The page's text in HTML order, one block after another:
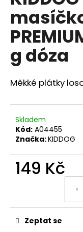
5
hvězdiček.
g dóza
Měkké plátky
Skladem
Kód: A04455
Značka:KIDDOG
149 Kč
Zeptat se
a
j
í
t
?
D
r
u